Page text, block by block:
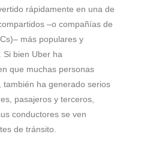
rápidamente en una de
–o compañías de
más populares y
Si bien Uber ha
que muchas personas
también ha generado serios
pasajeros y terceros,
conductores se ven
de tránsito.